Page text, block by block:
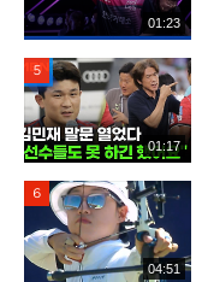
01:23
01:17
04:51